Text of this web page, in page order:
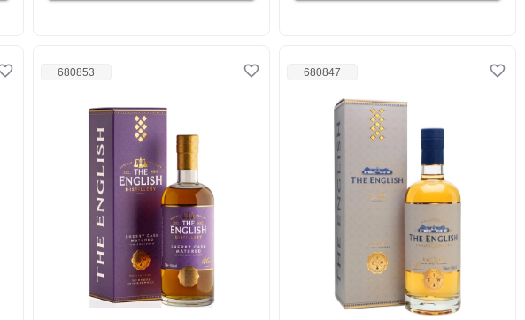
680853 680847